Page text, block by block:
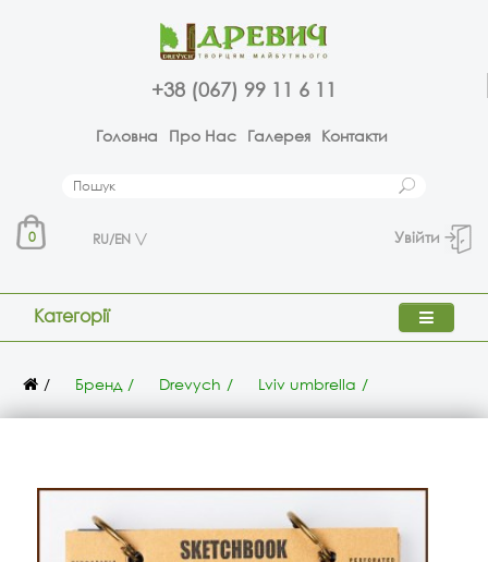
+38 (067) 99 11 6 11
Головна Про Нас Галерея Контакти
0 RU/EN Увійти
Категорії
Бренд Drevych Lviv umbrella